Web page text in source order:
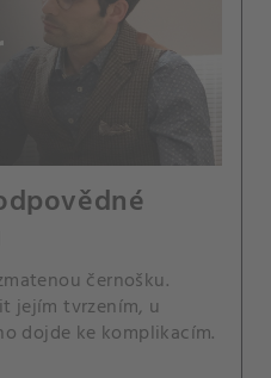
černošku.
jejím tvrzením, u
dojde ke komplikacím.